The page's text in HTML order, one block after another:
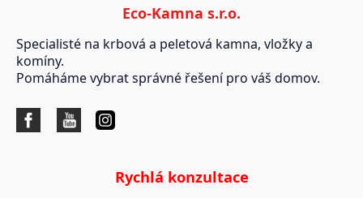
Eco-Kamna s.r.o.
Specialisté na krbová a peletová kamna, vložky a
komíny.
Pomáháme vybrat správné řešení pro váš domov.
Rychlá konzultace